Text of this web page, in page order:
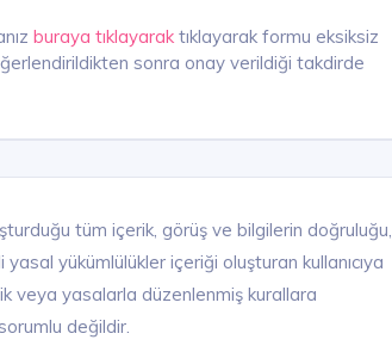
buraya tıklayarak tıklayarak formu eksiksiz
sonra onay verildiği takdirde
tüm içerik, görüş ve bilgilerin doğruluğu,
yükümlülükler içeriği oluşturan kullanıcıya
veya yasalarla düzenlenmiş kurallara
değildir.